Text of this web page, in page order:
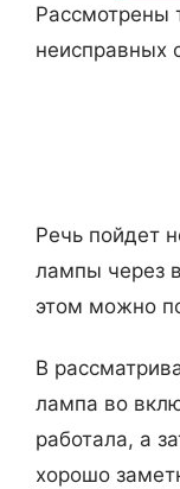
Рассмотрены
неисправных
Речь пойдет
лампы через
этом можно
В
лампа во
работала, а
хорошо